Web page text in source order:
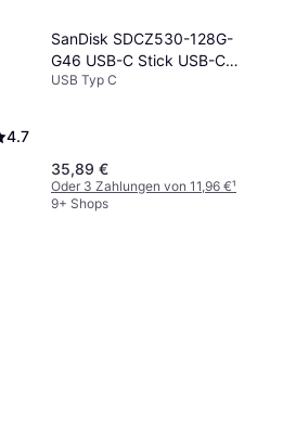
4.7
SanDisk SDCZ530-128G-
G46 USB-C Stick USB-C
128GB
USB Typ C
35,89 €
Oder 3 Zahlungen von 11,96 €¹
9+ Shops